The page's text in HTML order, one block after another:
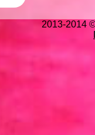
2013-2014